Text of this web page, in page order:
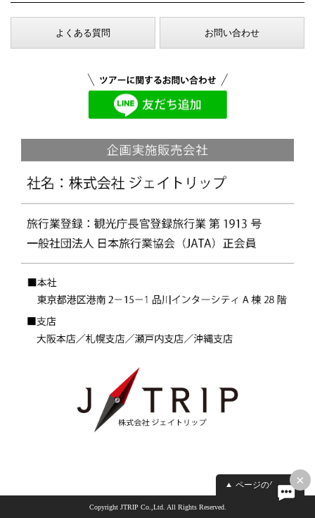
よくある質問 お問い合わせ
×
ページの先頭へ
Copyright JTRIP Co.,Ltd. All Rights Reserved.